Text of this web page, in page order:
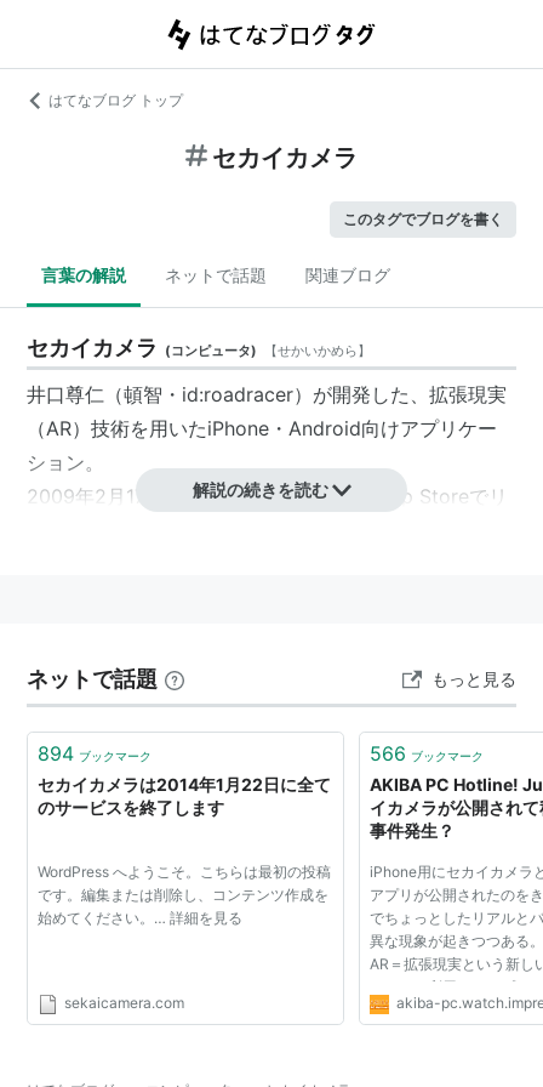
はてなブログ トップ
セカイカメラ
このタグでブログを書く
言葉の解説 ネットで話題 関連ブログ
セカイカメラ (コンピュータ) 【せかいかめら】
井口尊仁（頓智・ id:roadracer）が開発した、拡張現実
（AR）技術を用いたiPhone・Android向けアプリケー
ション。
2009年2月17日、公開。同年9月24日、App Storeでリ
リアルタイムに撮影している映像と重ねて，「エ
アタグ」と呼ばれる半透明のアイコンが現れる。
ユーザーの位置からの距離に応じて，アイコンの
大きさが変わる。
タグをタッチすれば，そのタグに関する詳細な情
報が現れる。ユーザー同士の情報交換も可能。
自分の位置にコメントを残しておくことで，同じ
場所に後から来た友人にメッセージを渡せる。
頓智・，「セカイカメラ」を初披露 | 日経
解説の続きを読む
ネットで話題 もっと見る
894 ブックマーク
セカイカメラは2014年1月22日に全て
のサービスを終了します
WordPress へようこそ。こちらは最初の投稿
です。編集または削除し、コンテンツ作成を
始めてください。… 詳細を見る
sekaicamera.com
566 ブックマーク
AKIBA PC Hotline!
イカメラが公開され
事件発生？
iPhone用にセカイカメラ
アプリが公開されたのを
でちょっとしたリアルと
異な現象が起きつつある
AR＝拡張現実という新し
ロジーを利用したアプリ
でその場所をかざすと、
akiba-